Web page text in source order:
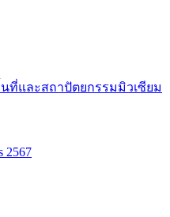
ที่และสถาปัตยกรรมมิวเซียม
2567